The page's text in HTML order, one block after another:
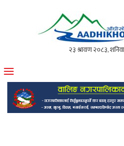
मोफसलकै लोकप्रिय अनलाइन पत्रिका